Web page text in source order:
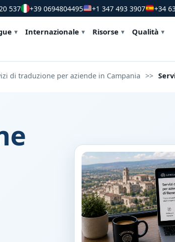
537 +39 0694804495 +1 347 493 3907 +34
Internazionale Risorse Qualità
di traduzione per aziende in Campania >>